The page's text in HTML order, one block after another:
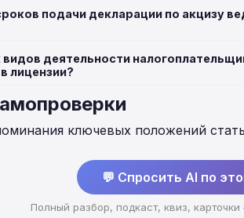
подачи декларации по акцизу
деятельности
лицензии?
ключевых положений
💬 Спросить AI по
Полный разбор, подкаст, квиз,